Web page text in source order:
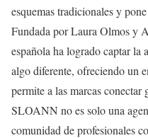
esquemas tradicionales y
Fundada por Laura Olmos y
española ha logrado captar la
algo diferente, ofreciendo un
permite a las marcas conectar
SLOANN no es solo una
comunidad de profesionales